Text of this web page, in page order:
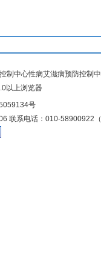
中心性病艾滋病预防控制
以上浏览器
号
联系电话：010-58900922